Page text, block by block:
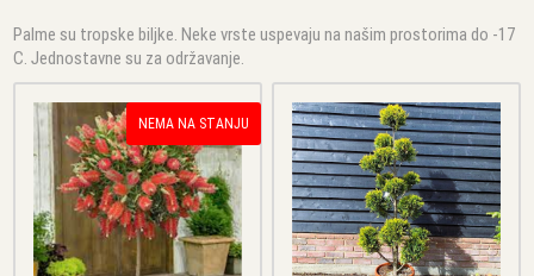
Palme su tropske biljke. Neke vrste uspevaju na našim prostorima do -17
C. Jednostavne su za održavanje.
NEMA NA STANJU